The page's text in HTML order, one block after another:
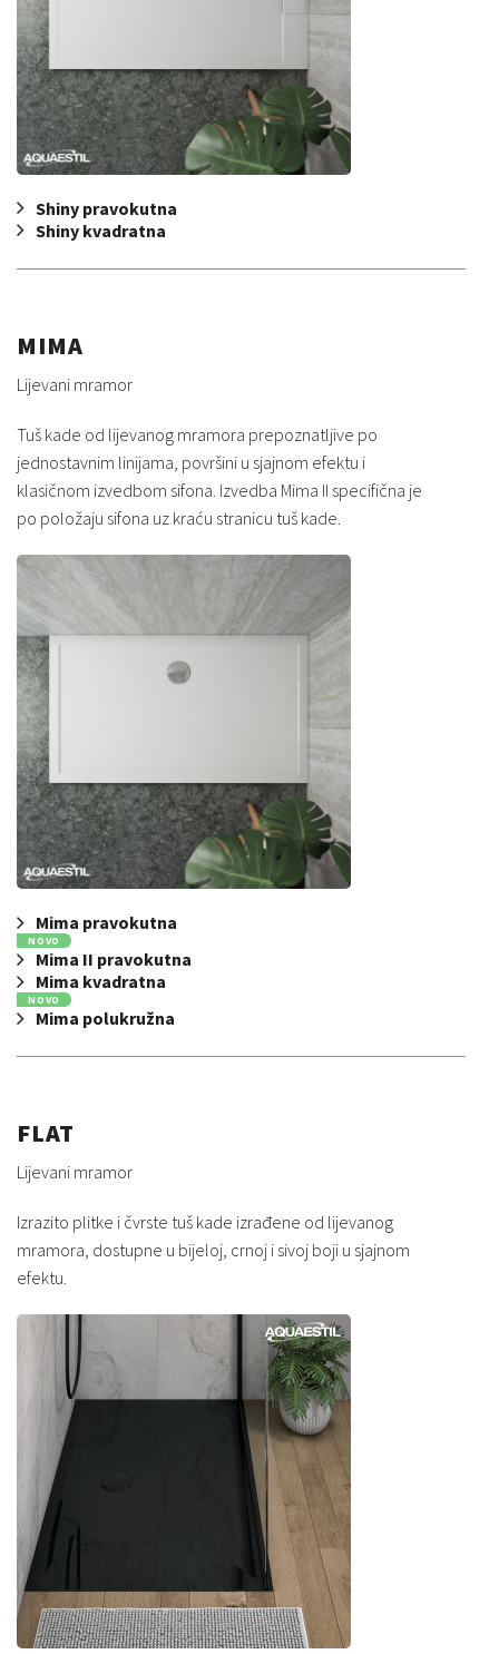
Shiny pravokutna
Shiny kvadratna
MIMA
Lijevani mramor
Tuš kade od lijevanog mramora prepoznatljive po
jednostavnim linijama, površini u sjajnom efektu i
klasičnom izvedbom sifona. Izvedba Mima II specifična je
po položaju sifona uz kraću stranicu tuš kade.
Mima pravokutna
NOVO
Mima II pravokutna
Mima kvadratna
NOVO
Mima polukružna
FLAT
Lijevani mramor
Izrazito plitke i čvrste tuš kade izrađene od lijevanog
mramora, dostupne u bijeloj, crnoj i sivoj boji u sjajnom
efektu.